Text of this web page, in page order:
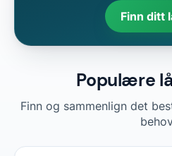
Finn ditt
Populære
Finn og sammenlign det